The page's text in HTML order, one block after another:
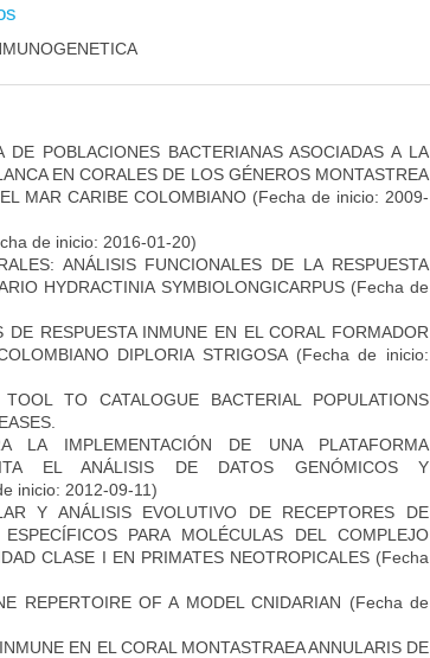
DE POBLACIONES BACTERIANAS ASOCIADAS A LA
EN CORALES DE LOS GÉNEROS MONTASTREA
MAR CARIBE COLOMBIANO (Fecha de inicio: 2009-
de inicio: 2016-01-20)
ANÁLISIS FUNCIONALES DE LA RESPUESTA
HYDRACTINIA SYMBIOLONGICARPUS(Fecha de
DE RESPUESTA INMUNE EN EL CORAL FORMADOR
DIPLORIA STRIGOSA(Fecha de inicio:
TO CATALOGUE BACTERIAL POPULATIONS
LA IMPLEMENTACIÓN DE UNA PLATAFORMA
EL ANÁLISIS DE DATOS GENÓMICOS Y
inicio: 2012-09-11)
Y ANÁLISIS EVOLUTIVO DE RECEPTORES DE
PARA MOLÉCULAS DEL COMPLEJO
CLASE I EN PRIMATES NEOTROPICALES(Fecha
REPERTOIRE OF A MODEL CNIDARIAN (Fecha de
EN EL CORAL MONTASTRAEA ANNULARIS DE